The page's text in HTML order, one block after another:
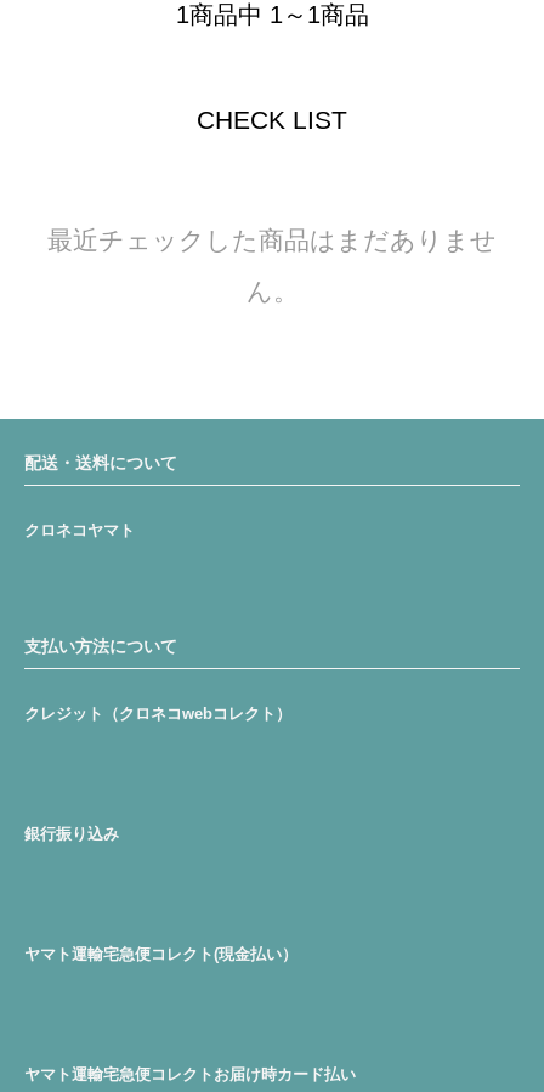
1商品中 1～1商品
CHECK LIST
最近チェックした商品はまだありませ
ん。
配送・送料について
クロネコヤマト
支払い方法について
クレジット（クロネコwebコレクト）
銀行振り込み
ヤマト運輸宅急便コレクト(現金払い）
ヤマト運輸宅急便コレクトお届け時カード払い